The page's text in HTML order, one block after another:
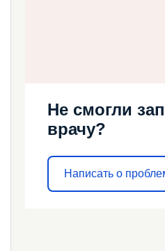
Не смогли
врачу?
Написать о